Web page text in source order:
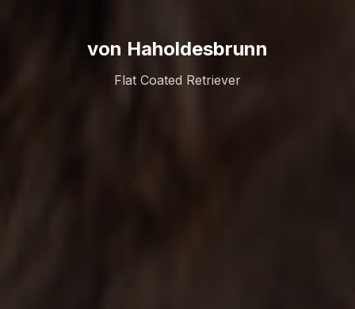
von Haholdesbrunn
Flat Coated Retriever